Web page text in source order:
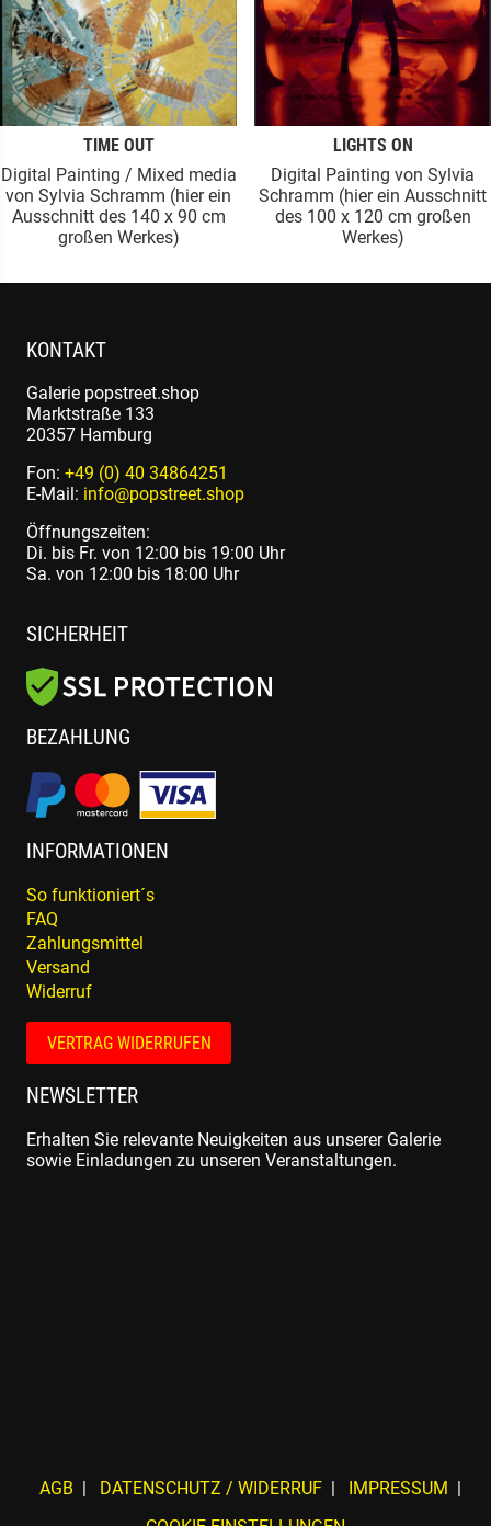
TIME OUT
Digital Painting / Mixed media
von Sylvia Schramm (hier ein
Ausschnitt des 140 x 90 cm
großen Werkes)
LIGHTS ON
Digital Painting von Sylvia
Schramm (hier ein Ausschnitt
des 100 x 120 cm großen
Werkes)
KONTAKT
Galerie popstreet.shop
Marktstraße 133
20357 Hamburg
Fon: +49 (0) 40 34864251
E-Mail: info@popstreet.shop
Öffnungszeiten:
Di. bis Fr. von 12:00 bis 19:00 Uhr
Sa. von 12:00 bis 18:00 Uhr
SICHERHEIT
BEZAHLUNG
INFORMATIONEN
So funktioniert´s
FAQ
Zahlungsmittel
Versand
Widerruf
VERTRAG WIDERRUFEN
NEWSLETTER
Erhalten Sie relevante Neuigkeiten aus unserer Galerie
sowie Einladungen zu unseren Veranstaltungen.
AGB DATENSCHUTZ / WIDERRUF
IMPRESSUM